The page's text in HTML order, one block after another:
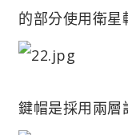
的部分使用衛星
鍵帽是採用兩層